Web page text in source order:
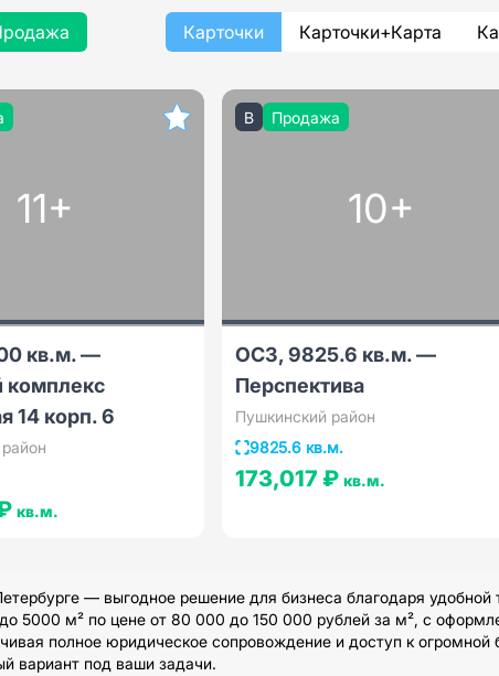
Карточки Карточки+Карта
11+
кв.м. —
комплекс
14 корп. 6
кв.м.
B Продажа
10+
ОСЗ, 9825.6 кв.м. —
Перспектива
Пушкинский район
9825.6 кв.м.
173,017 ₽ кв.м.
— выгодное решение для бизнеса благодаря удобной
5000 м² по цене от 80 000 до 150 000 рублей за м², с
полное юридическое сопровождение и доступ к
вариант под ваши задачи.